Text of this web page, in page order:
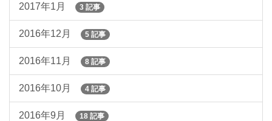
2017年1月 3 記事
2016年12月 5 記事
2016年11月 8 記事
2016年10月 4 記事
2016年9月 18 記事